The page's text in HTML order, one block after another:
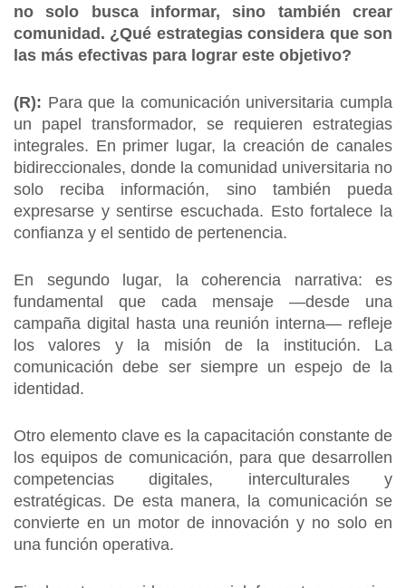
no solo busca informar, sino también crear
comunidad. ¿Qué estrategias considera que son
las más efectivas para lograr este objetivo?
(R): Para que la comunicación universitaria cumpla
un papel transformador, se requieren estrategias
integrales. En primer lugar, la creación de canales
bidireccionales, donde la comunidad universitaria no
solo reciba información, sino también pueda
expresarse y sentirse escuchada. Esto fortalece la
confianza y el sentido de pertenencia.
En segundo lugar, la coherencia narrativa: es
fundamental que cada mensaje —desde una
campaña digital hasta una reunión interna— refleje
los valores y la misión de la institución. La
comunicación debe ser siempre un espejo de la
identidad.
Otro elemento clave es la capacitación constante de
los equipos de comunicación, para que desarrollen
competencias digitales, interculturales y
estratégicas. De esta manera, la comunicación se
convierte en un motor de innovación y no solo en
una función operativa.